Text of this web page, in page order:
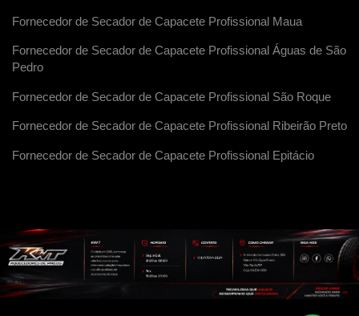
Fornecedor de Secador de Capacete Profissional Maua
Fornecedor de Secador de Capacete Profissional Águas de São
Pedro
Fornecedor de Secador de Capacete Profissional São Roque
Fornecedor de Secador de Capacete Profissional Ribeirão Preto
Fornecedor de Secador de Capacete Profissional Epitácio